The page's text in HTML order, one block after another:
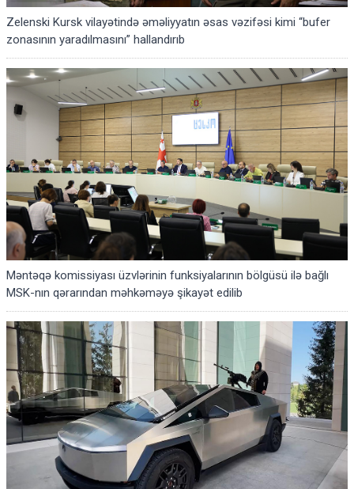
Zelenski Kursk vilayətində əməliyyatın əsas vəzifəsi kimi “bufer
zonasının yaradılmasını” hallandırıb
Məntəqə komissiyası üzvlərinin funksiyalarının bölgüsü ilə bağlı
MSK-nın qərarından məhkəməyə şikayət edilib